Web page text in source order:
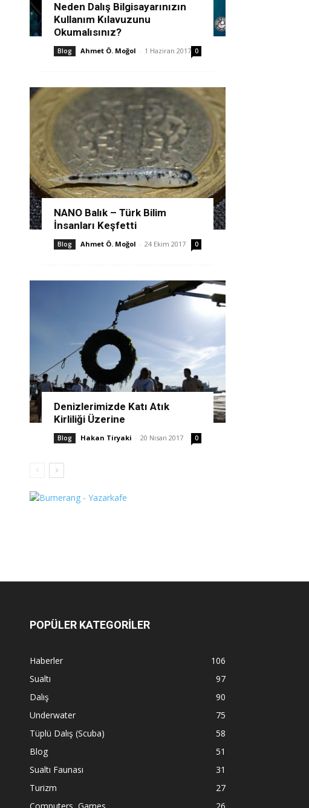
Neden Dalış Bilgisayarınızın
Kullanım Kılavuzunu
Okumalısınız?
Blog Ahmet Ö. Moğol - 1 Haziran 2017 0
NANO Balık – Türk Bilim
İnsanları Keşfetti
Blog Ahmet Ö. Moğol - 24 Ekim 2017 0
Denizlerimizde Katı Atık
Kirliliği Üzerine
Blog Hakan Tiryaki - 20 Nisan 2017 0
POPÜLER KATEGORİLER
Haberler
106
Sualtı
97
Dalış
90
Underwater
75
Tüplü Dalış (Scuba)
58
Blog
51
Sualtı Faunası
31
Turizm
27